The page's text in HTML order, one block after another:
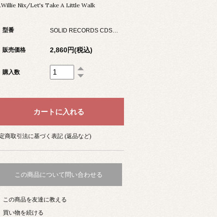
Nix/Let's Take A Little Walk
型番
販売価格 2,860円(税込)
購入数
商取引法に基づく表記 (返品など)
この商品について問い合わせる
この商品を友達に教える
買い物を続ける